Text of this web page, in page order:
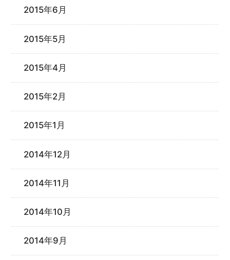
2015年6月
2015年5月
2015年4月
2015年2月
2015年1月
2014年12月
2014年11月
2014年10月
2014年9月